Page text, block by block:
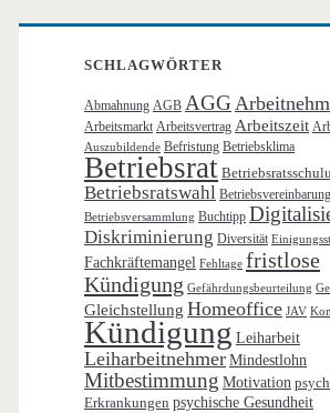
SCHLAGWÖRTER
Abmahnung AGB AGG
Arbeitsmarkt Arbeitsvertrag Arbeitszeit
Auszubildende Befristung Betriebsklima
Betriebsrat
Betriebsratswahl Betriebsvereinbarung
Betriebsversammlung Buchtipp
Diskriminierung Diversität
Fachkräftemangel Fehltage fristlose
Kündigung Gefährdungsbeurteilung
Gleichstellung Homeoffice JAV
Kündigung Leiharbeit
Leiharbeitnehmer Mindestlohn
Mitbestimmung Motivation
Erkrankungen psychische Gesundheit